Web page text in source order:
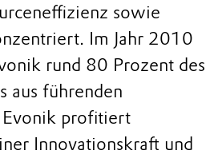
sowie
Im Jahr 2010
rund 80 Prozent des
aus führenden
profitiert
Innovationskraft und